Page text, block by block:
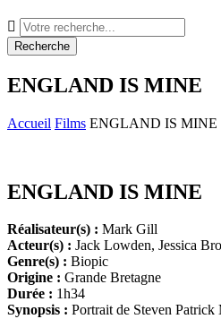
Recherche
ENGLAND IS MINE
Accueil Films ENGLAND IS MINE
ENGLAND IS MINE
Réalisateur(s) : Mark Gill
Acteur(s) : Jack Lowden, Jessica
Genre(s) : Biopic
Origine : Grande Bretagne
Durée : 1h34
Synopsis : Portrait de Steven Patrick